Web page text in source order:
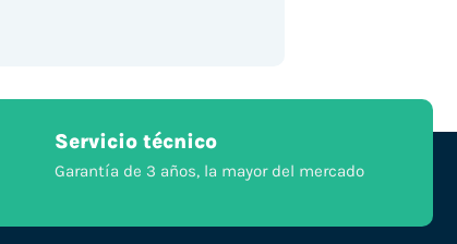
Servicio técnico
Garantía de 3 años, la mayor del mercado